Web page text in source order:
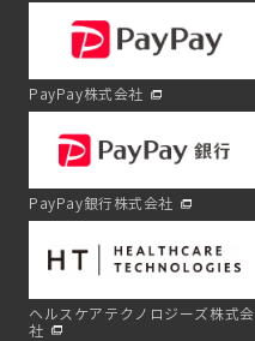
PayPay株式会社
PayPay銀行株式会社
ヘルスケアテクノロジーズ株式会
社